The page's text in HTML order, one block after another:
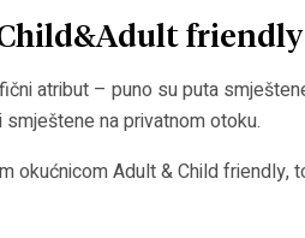
Child&Adult friendly
atribut – puno su puta
na privatnom otoku.
okućnicom Adult & Child friendly,